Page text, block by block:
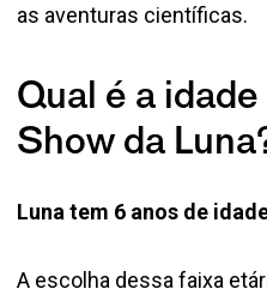
as aventuras científicas.
Qual é a
Show da
Luna tem 6 anos de
A escolha dessa faixa